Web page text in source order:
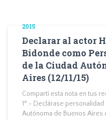
2015
Declarar al actor
Bidonde como
de la Ciudad
Aires (12/11/15)
Compartí esta nota en tus
1°.- Declárase
Autónoma de Buenos Aires